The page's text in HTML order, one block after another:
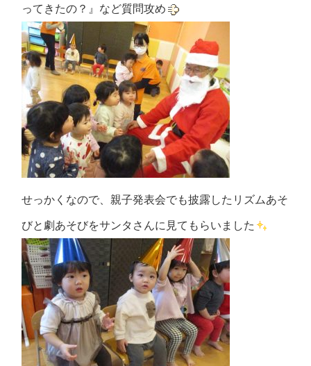
ってきたの？』など質問攻め
せっかくなので、親子発表会でも披露したリズムあそ
びと劇あそびをサンタさんに見てもらいました